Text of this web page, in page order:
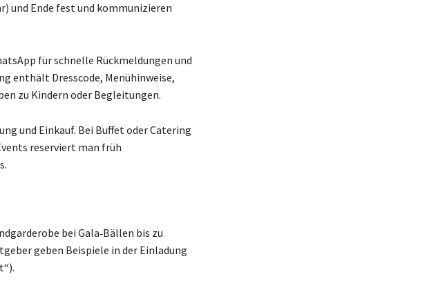
und Ende fest und kommunizieren
für schnelle Rückmeldungen und
enthält Dresscode, Menühinweise,
zu Kindern oder Begleitungen.
und Einkauf. Bei Buffet oder Catering
reserviert man früh
bei Gala‑Bällen bis zu
geben Beispiele in der Einladung